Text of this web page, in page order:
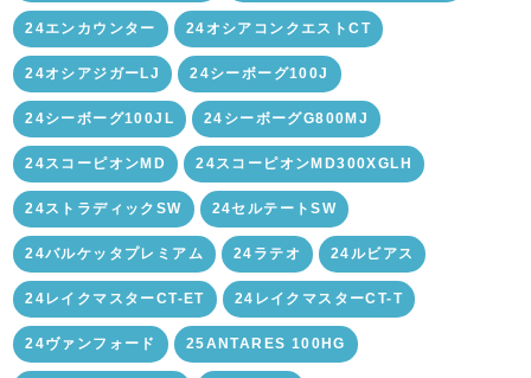
24エンカウンター 24オシアコンクエストCT
24オシアジガーLJ 24シーボーグ100J
24シーボーグ100JL 24シーボーグG800MJ
24スコーピオンMD 24スコーピオンMD300XGLH
24ストラディックSW 24セルテートSW
24バルケッタプレミアム 24ラテオ 24ルビアス
24レイクマスターCT-ET 24レイクマスターCT-T
24ヴァンフォード 25ANTARES 100HG